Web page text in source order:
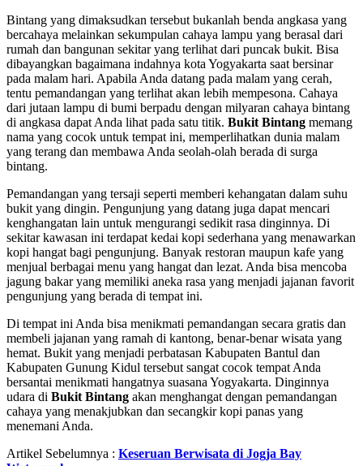
Bintang yang dimaksudkan tersebut bukanlah benda angkasa yang
bercahaya melainkan sekumpulan cahaya lampu yang berasal dari
rumah dan bangunan sekitar yang terlihat dari puncak bukit. Bisa
dibayangkan bagaimana indahnya kota Yogyakarta saat bersinar
pada malam hari. Apabila Anda datang pada malam yang cerah,
tentu pemandangan yang terlihat akan lebih mempesona. Cahaya
dari jutaan lampu di bumi berpadu dengan milyaran cahaya bintang
di angkasa dapat Anda lihat pada satu titik. Bukit Bintang memang
nama yang cocok untuk tempat ini, memperlihatkan dunia malam
yang terang dan membawa Anda seolah-olah berada di surga
bintang.
Pemandangan yang tersaji seperti memberi kehangatan dalam suhu
bukit yang dingin. Pengunjung yang datang juga dapat mencari
kenghangatan lain untuk mengurangi sedikit rasa dinginnya. Di
sekitar kawasan ini terdapat kedai kopi sederhana yang menawarkan
kopi hangat bagi pengunjung. Banyak restoran maupun kafe yang
menjual berbagai menu yang hangat dan lezat. Anda bisa mencoba
jagung bakar yang memiliki aneka rasa yang menjadi jajanan favorit
pengunjung yang berada di tempat ini.
Di tempat ini Anda bisa menikmati pemandangan secara gratis dan
membeli jajanan yang ramah di kantong, benar-benar wisata yang
hemat. Bukit yang menjadi perbatasan Kabupaten Bantul dan
Kabupaten Gunung Kidul tersebut sangat cocok tempat Anda
bersantai menikmati hangatnya suasana Yogyakarta. Dinginnya
udara di Bukit Bintang akan menghangat dengan pemandangan
cahaya yang menakjubkan dan secangkir kopi panas yang
menemani Anda.
Artikel Sebelumnya : Keseruan Berwisata di Jogja Bay